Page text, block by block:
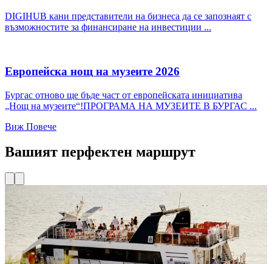
DIGIHUB кани представители на бизнеса да се запознаят с
възможностите за финансиране на инвестиции ...
Европейска нощ на музеите 2026
Бургас отново ще бъде част от европейската инициатива
„Нощ на музеите“!ПРОГРАМА НА МУЗЕИТЕ В БУРГАС ...
Виж Повече
Вашият перфектен маршрут